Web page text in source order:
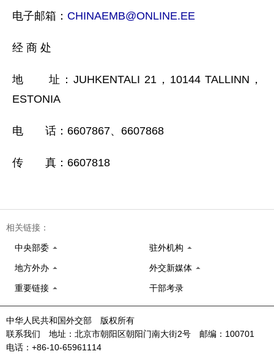
电子邮箱： CHINAEMB@ONLINE.EE
经 商 处
地 址：JUHKENTALI 21，10144 TALLINN，
ESTONIA
电 话：6607867、6607868
传 真：6607818
相关链接：
中央部委 驻外机构
地方外办 外交新媒体
重要链接 干部考录
中华人民共和国外交部 版权所有
联系我们 地址：北京市朝阳区朝阳门南大街2号 邮编：100701
电话：+86-10-65961114